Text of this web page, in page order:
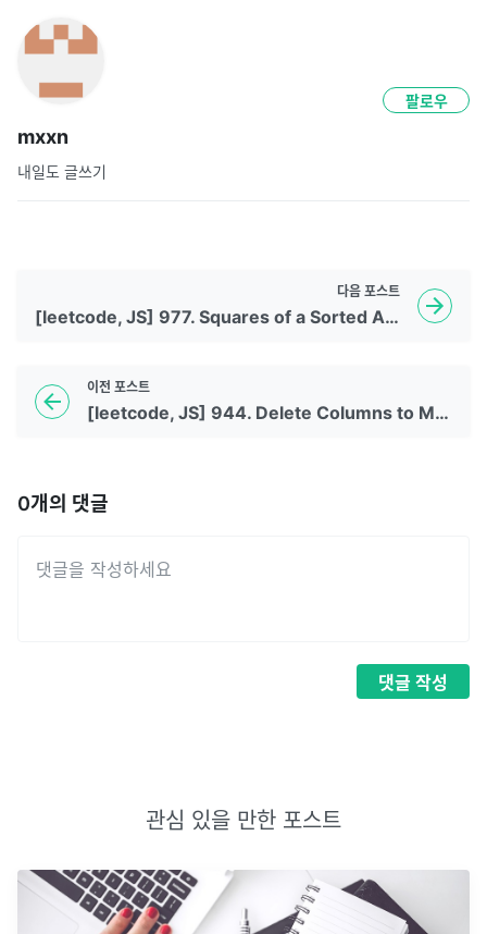
mxxn
내일도 글쓰기
팔로우
이전 포스트
[leetcode, JS] 944. Delete Columns to Make Sorted
다음 포스트
[leetcode, JS] 977. Squares of a Sorted Array
0개의 댓글
댓글 작성
관심 있을 만한 포스트